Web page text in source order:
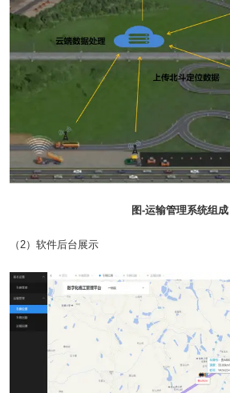
图-运输管理系统组成
（2）软件后台展示